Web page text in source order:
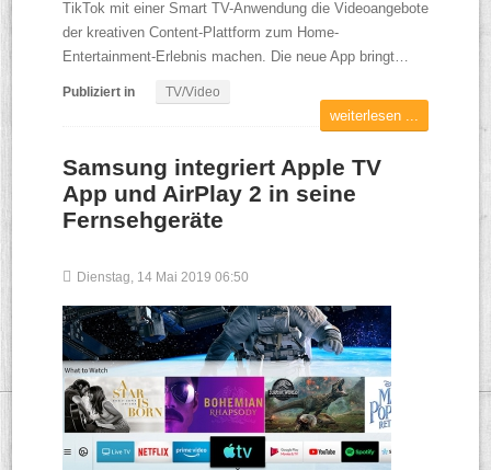
TikTok mit einer Smart TV-Anwendung die Videoangebote
der kreativen Content-Plattform zum Home-
Entertainment-Erlebnis machen. Die neue App bringt…
Publiziert in TV/Video
weiterlesen ...
Samsung integriert Apple TV
App und AirPlay 2 in seine
Fernsehgeräte
Dienstag, 14 Mai 2019 06:50